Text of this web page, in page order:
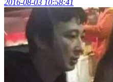
2016-08-03 10:58:41